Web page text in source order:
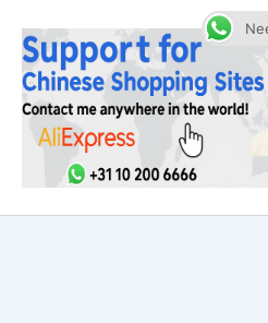
naar
inhoud